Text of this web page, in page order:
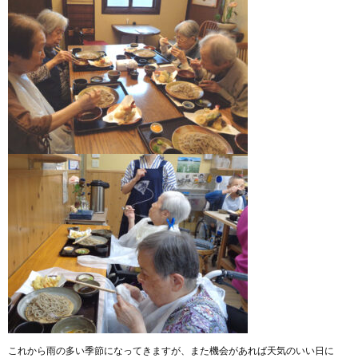
これから雨の多い季節になってきますが、また機会があれば天気のいい日に